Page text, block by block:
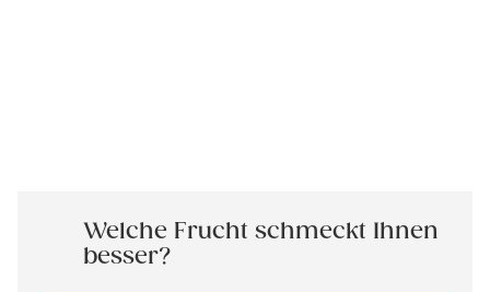
Welche Frucht schmeckt Ihnen
besser?